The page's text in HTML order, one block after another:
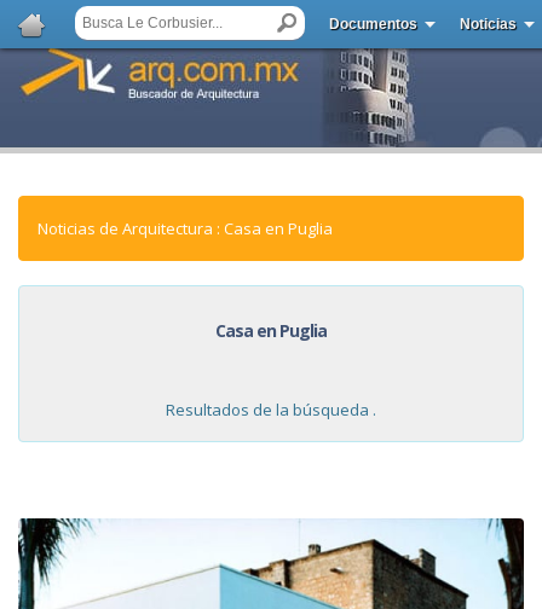
Documentos Noticias
Noticias de Arquitectura : Casa en Puglia
Casa en Puglia
Resultados de la búsqueda .